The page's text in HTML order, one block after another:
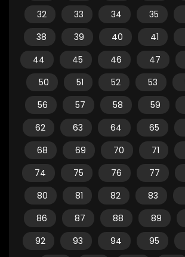
32
33 34 35
38
39 40 41
44
45 46 47
50
51 52 53
56
57 58 59
62
63 64 65
68
69 70 71
74
75 76 77
80
81 82 83
86
87 88 89
92
93 94 95